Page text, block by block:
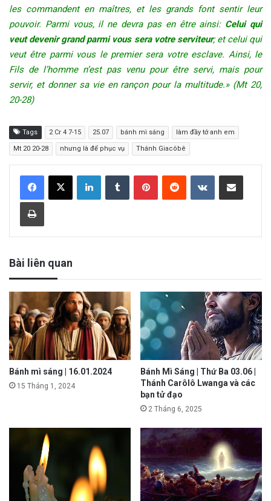
les commandent en maîtres, et les grands font sentir leur
pouvoir. Parmi vous, il ne devra pas en être ainsi: Celui qui
veut devenir grand parmi vous sera votre serviteur; et celui qui
veut être parmi vous le premier sera votre esclave. Ainsi, le
Fils de l’homme n’est pas venu pour être servi, mais pour
servir, et donner sa vie en rançon pour la multitude.» (Mt 20,
20-28)
Tags 2 Cr 4 7-15 25.07 bánh mì sáng làm đầy tớ anh em
Mt 20 20-28 nhưng là để phục vụ Thánh Giacôbê
Bài liên quan
Bánh mì sáng | 16.01.2024
15 Tháng 1, 2024
Bánh Mì Sáng | Thứ Ba 03.06 |
Thánh Carôlô Lwanga và các
bạn tử đạo
2 Tháng 6, 2025